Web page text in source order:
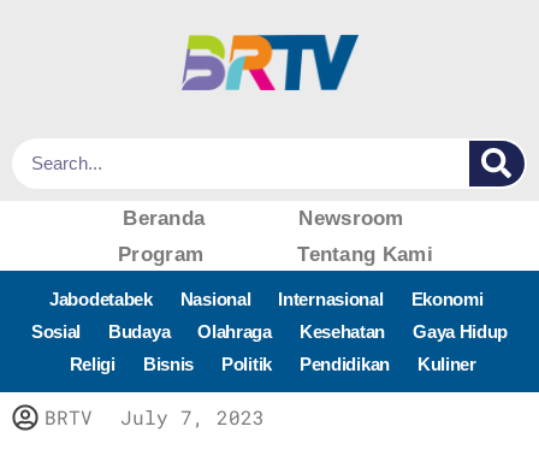
Beranda
Newsroom
Program
Tentang Kami
Jabodetabek Nasional Internasional
Ekonomi
Sosial
Budaya Olahraga Kesehatan
Gaya Hidup
Religi
Bisnis Politik Pendidikan Kuliner
BRTV July 7, 2023